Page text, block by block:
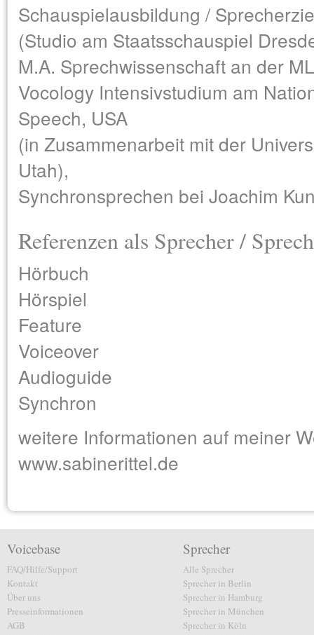
Schauspielausbildung /
(Studio am Staatsschauspiel
M.A. Sprechwissenschaft an der
Vocology Intensivstudium am
Speech, USA
(in Zusammenarbeit mit der
Utah),
Synchronsprechen bei Joachim
Referenzen als Sprecher /
Hörbuch
Hörspiel
Feature
Voiceover
Audioguide
Synchron
weitere Informationen auf meiner
www.sabinerittel.de
Voicebase
FAQ/Hilfe/Support
Kontakt
Über uns
Presseinformationen
AGB
Sprecher
Alle Sprecher
Sprecher in Berlin
Sprecher in Hamburg
Sprecher in München
Sprecher in Köln